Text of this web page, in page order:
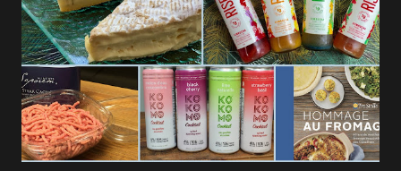
début du mois ont reçu un si bel accueil qu'elles ont
maintenant lieu 2 soirs par semaine : le lundi et le jeudi, de
19h à 20h15. Bon, pour cause de cours de gym collectif juste
à côté hier, ça a commencé à 19h30... ça laisse le temps de
pique-niquer et échanger... L...